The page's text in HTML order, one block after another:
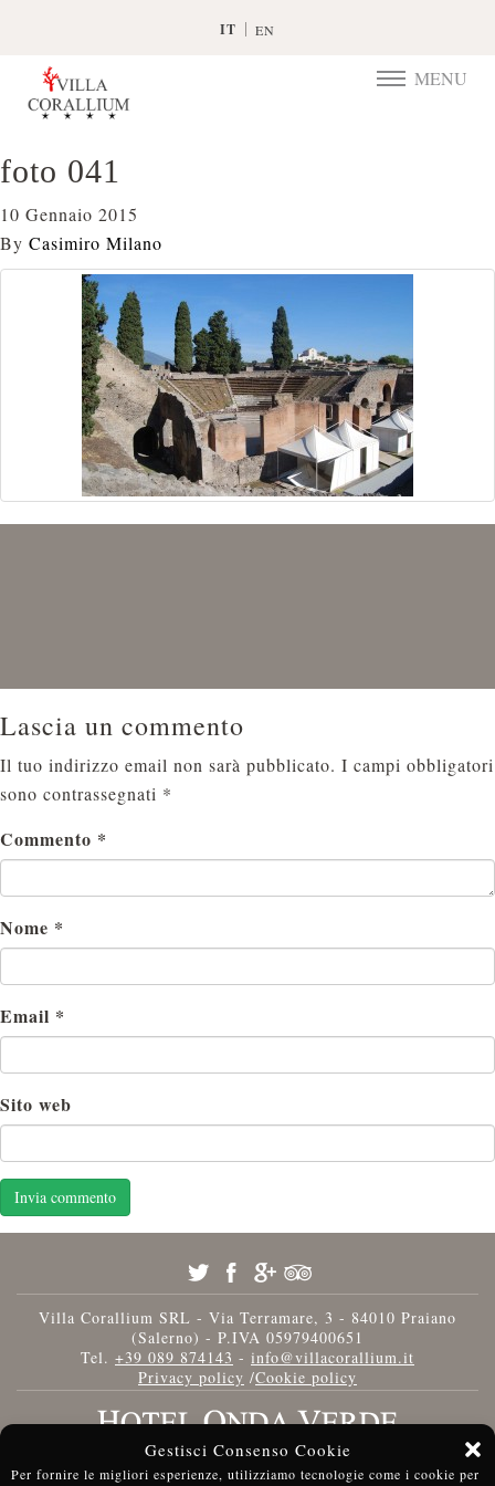
Gestisci Consenso Cookie
Per fornire le migliori esperienze, utilizziamo tecnologie come i cookie per
IT EN
TOGGLE
MENU
foto 041
10 Gennaio 2015
By Casimiro Milano
Lascia un commento
Il tuo indirizzo email non sarà pubblicato. I campi obbligatori
sono contrassegnati *
Commento *
Nome *
Email *
Sito web
Villa Corallium SRL - Via Terramare, 3 - 84010 Praiano
(Salerno) - P.IVA 05979400651
Tel. +39 089 874143 - info@villacorallium.it
Privacy policy /Cookie policy